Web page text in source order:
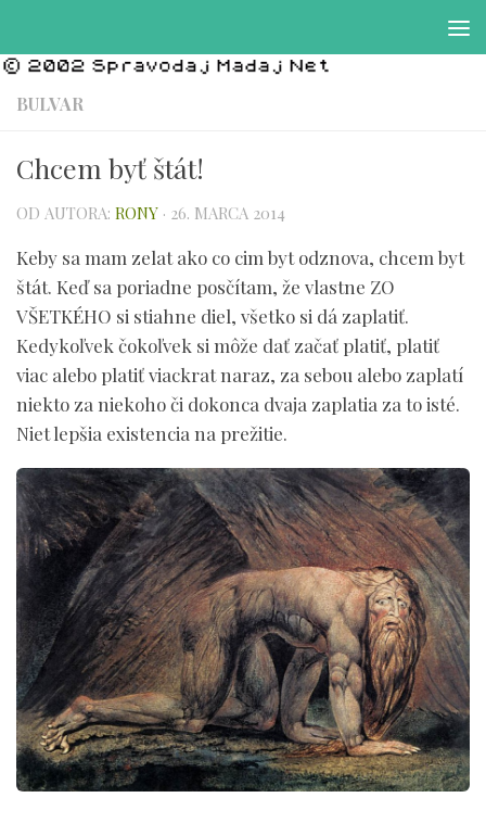
BULVAR
Chcem byť štát!
OD AUTORA: RONY · 26. MARCA 2014
Keby sa mam zelat ako co cim byt odznova, chcem byt
štát. Keď sa poriadne posčítam, že vlastne ZO
VŠETKÉHO si stiahne diel, všetko si dá zaplatiť.
Kedykoľvek čokoľvek si môže dať začať platiť, platiť
viac alebo platiť viackrat naraz, za sebou alebo zaplatí
niekto za niekoho či dokonca dvaja zaplatia za to isté.
Niet lepšia existencia na prežitie.